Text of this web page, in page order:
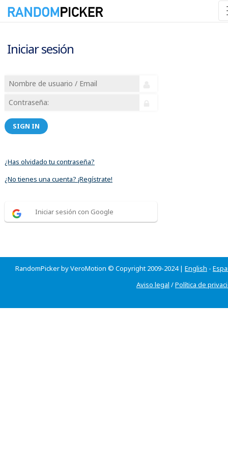
Iniciar sesión
SIGN IN
¿Has olvidado tu contraseña?
¿No tienes una cuenta? ¡Regístrate!
Iniciar sesión con Google
RandomPicker by VeroMotion © Copyright 2009-2024 | English -
Aviso legal /Política de